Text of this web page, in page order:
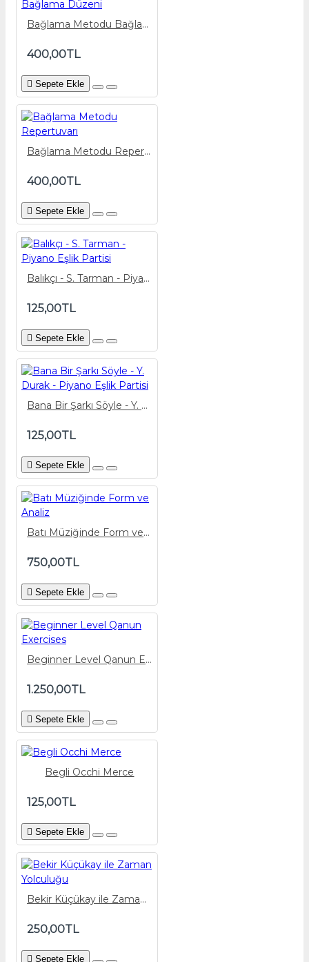
Bağlama Metodu Bağlama Düzeni
400,00TL
Sepete Ekle
Bağlama Metodu Repertuvarı
400,00TL
Sepete Ekle
Balıkçı - S. Tarman - Piyano Eşlik Partisi
125,00TL
Sepete Ekle
Bana Bir Şarkı Söyle - Y. Durak - Piyano Eşlik Partisi
125,00TL
Sepete Ekle
Batı Müziğinde Form ve Analiz
750,00TL
Sepete Ekle
Beginner Level Qanun Exercises
1.250,00TL
Sepete Ekle
Begli Occhi Merce
125,00TL
Sepete Ekle
Bekir Küçükay ile Zaman Yolculuğu
250,00TL
Sepete Ekle